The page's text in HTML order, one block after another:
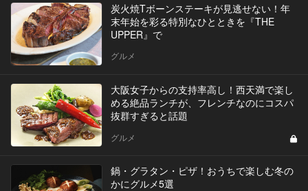
炭火焼Tボーンステーキが見逃せない！年
末年始を彩る特別なひとときを『THE
UPPER』で
グルメ
大阪女子からの支持率高し！西天満で楽し
める絶品ランチが、フレンチなのにコスパ
抜群すぎると話題
グルメ
鍋・グラタン・ピザ！おうちで楽しむ冬の
かにグルメ5選